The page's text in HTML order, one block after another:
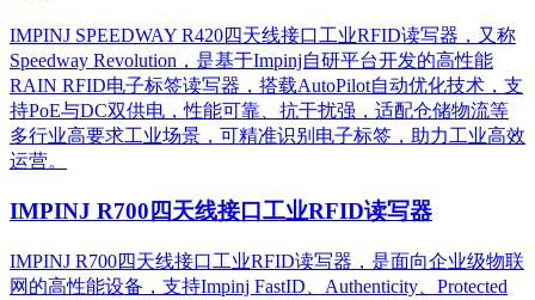
IMPINJ SPEEDWAY R420四天线接口工业RFID读写器，又称
Speedway Revolution，是基于Impinj自研平台开发的高性能
RAIN RFID电子标签读写器，搭载AutoPilot自动优化技术，支
持PoE与DC双供电，性能可靠、抗干扰强，适配仓储物流等
多行业高要求工业场景，可精准识别电子标签，助力工业高效
运营。​
IMPINJ R700四天线接口工业RFID读写器
IMPINJ R700四天线接口工业RFID读写器，是面向企业级物联
网的高性能设备，支持Impinj FastID、Authenticity、Protected